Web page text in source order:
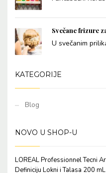
Svečane frizure
U svečanim
KATEGORIJE
Blog
NOVO U SHOP-U
LOREAL Professionnel Tecni
Definiciju Lokni i Talasa 200 mL